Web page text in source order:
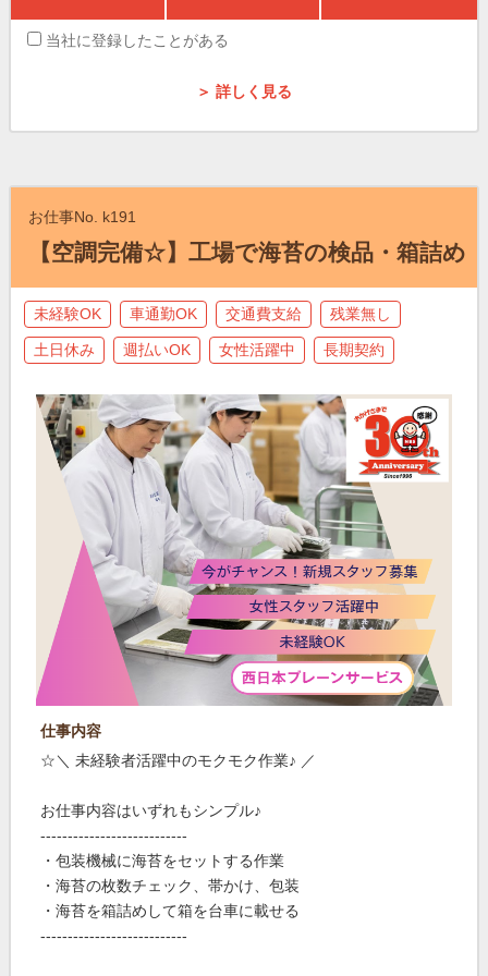
当社に登録したことがある
＞ 詳しく見る
お仕事No. k191
【空調完備☆】工場で海苔の検品・箱詰め
未経験OK 車通勤OK 交通費支給 残業無し
土日休み 週払いOK 女性活躍中 長期契約
仕事内容
☆＼ 未経験者活躍中のモクモク作業♪ ／
お仕事内容はいずれもシンプル♪
---------------------------
・包装機械に海苔をセットする作業
・海苔の枚数チェック、帯かけ、包装
・海苔を箱詰めして箱を台車に載せる
---------------------------